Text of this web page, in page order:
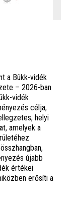
a Bükk-vidék
– 2026-ban
vidék
célja,
helyi
amelyek a
újabb
értékei
erősíti a